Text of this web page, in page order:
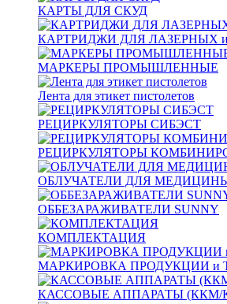
КАРТЫ ДЛЯ СКУД
КАРТРИДЖИ ДЛЯ ЛАЗЕРНЫХ
МАРКЕРЫ ПРОМЫШЛЕННЫЕ
Лента для этикет пистолетов
РЕЦИРКУЛЯТОРЫ СИБЭСТ
РЕЦИРКУЛЯТОРЫ
ОБЛУЧАТЕЛИ ДЛЯ
ОББЕЗАРАЖИВАТЕЛИ SUNNY
КОМПЛЕКТАЦИЯ
МАРКИРОВКА ПРОДУКЦИИ и
КАССОВЫЕ АППАРАТЫ (ККМ/